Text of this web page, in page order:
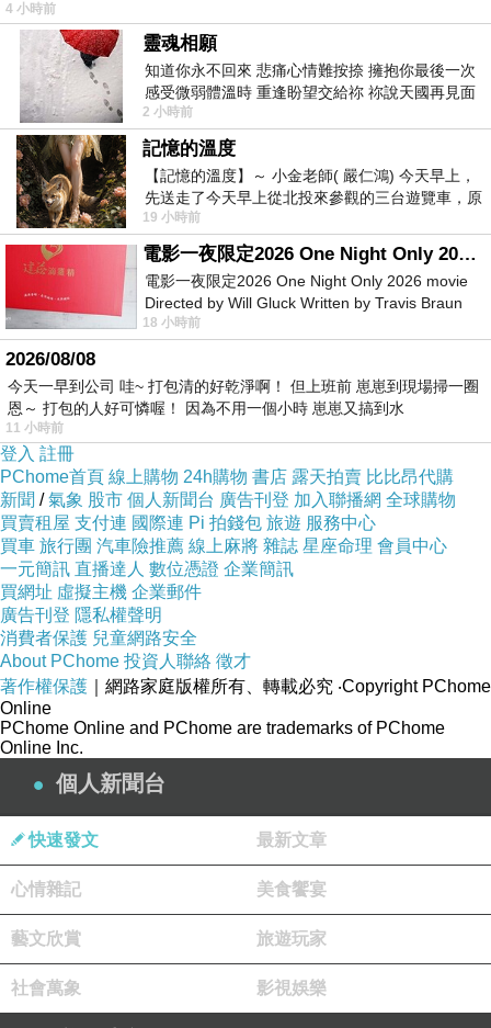
4 小時前
靈魂相願
知道你永不回來 悲痛心情難按捺 擁抱你最後一次
感受微弱體溫時 重逢盼望交給祢 祢說天國再見面
此刻忍淚說別離 他日靈魂再
2 小時前
記憶的溫度
【記憶的溫度】～ 小金老師( 嚴仁鴻) 今天早上，
先送走了今天早上從北投來參觀的三台遊覽車，原
以為展場已經差不多要安靜下來，卻發
19 小時前
電影一夜限定2026 One Night Only 2026 movie
電影一夜限定2026 One Night Only 2026 movie
Directed by Will Gluck Written by Travis Braun
Starring Monica Barbaro
18 小時前
2026/08/08
今天一早到公司 哇~ 打包清的好乾淨啊！ 但上班前 崽崽到現場掃一圈
恩～ 打包的人好可憐喔！ 因為不用一個小時 崽崽又搞到水
11 小時前
登入 註冊
PChome首頁 線上購物 24h購物 書店 露天拍賣 比比昂代購
新聞 /氣象 股市 個人新聞台 廣告刊登 加入聯播網 全球購物
買賣租屋 支付連 國際連 Pi 拍錢包 旅遊 服務中心
買車 旅行團 汽車險推薦 線上麻將 雜誌 星座命理 會員中心
一元簡訊 直播達人 數位憑證 企業簡訊
買網址 虛擬主機 企業郵件
廣告刊登 隱私權聲明
消費者保護 兒童網路安全
About PChome 投資人聯絡 徵才
著作權保護 ｜網路家庭版權所有、轉載必究 ‧Copyright PChome
Online
PChome Online and PChome are trademarks of PChome
Online Inc.
個人新聞台
快速發文 最新文章
心情雜記 美食饗宴
藝文欣賞 旅遊玩家
社會萬象 影視娛樂